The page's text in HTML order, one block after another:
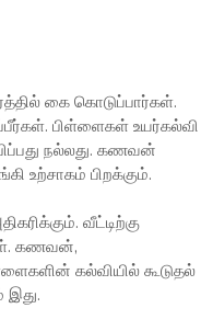
கை கொடுப்பார்கள்.
பிள்ளைகள் உயர்கல்வி
நல்லது. கணவன்
உற்சாகம் பிறக்கும்.
வீட்டிற்கு
கணவன்,
கல்வியில் கூடுதல்